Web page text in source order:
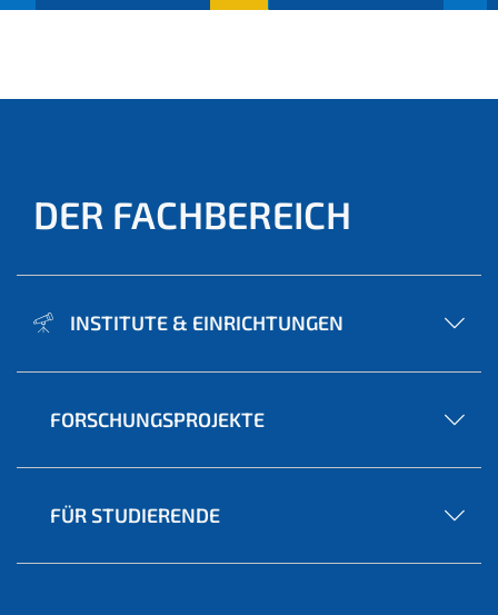
DER FACHBEREICH
INSTITUTE & EINRICHTUNGEN
FORSCHUNGSPROJEKTE
FÜR STUDIERENDE